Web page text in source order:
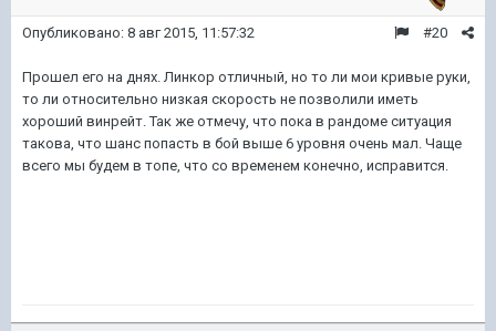
#20
Опубликовано: 8 авг 2015, 11:57:32
Прошел его на днях. Линкор отличный, но то ли мои кривые руки,
то ли относительно низкая скорость не позволили иметь
хороший винрейт. Так же отмечу, что пока в рандоме ситуация
такова, что шанс попасть в бой выше 6 уровня очень мал. Чаще
всего мы будем в топе, что со временем конечно, исправится.